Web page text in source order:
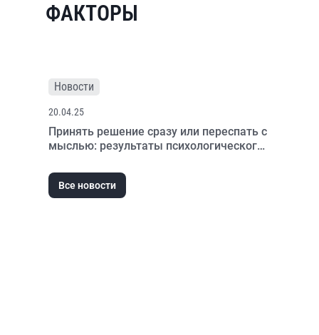
ФАКТОРЫ
Новости
20.04.25
Принять решение сразу или переспать с
мыслью: результаты психологического
Все новости